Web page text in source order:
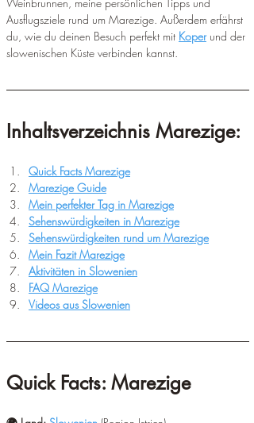
Ausflugsziele rund um Marezige. Außerdem erfährst
du, wie du deinen Besuch perfekt mit Koper und der
slowenischen Küste verbinden kannst.
Inhaltsverzeichnis Marezige:
Quick Facts Marezige
Marezige Guide
Mein perfekter Tag in Marezige
Sehenswürdigkeiten in Marezige
Sehenswürdigkeiten rund um Marezige
Mein Fazit Marezige
Aktivitäten in Slowenien
FAQ Marezige
Videos aus Slowenien
Quick Facts: Marezige